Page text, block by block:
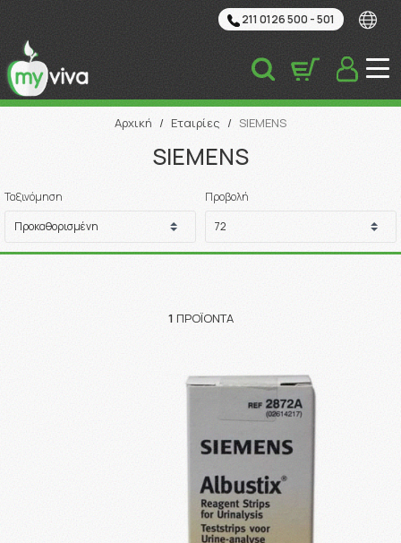
211 0126 500 - 501
Αναζήτηση
Αρχική / Εταιρίες / SIEMENS
SIEMENS
Ταξινόμηση Προβολή
1 ΠΡΟΪΌΝΤΑ